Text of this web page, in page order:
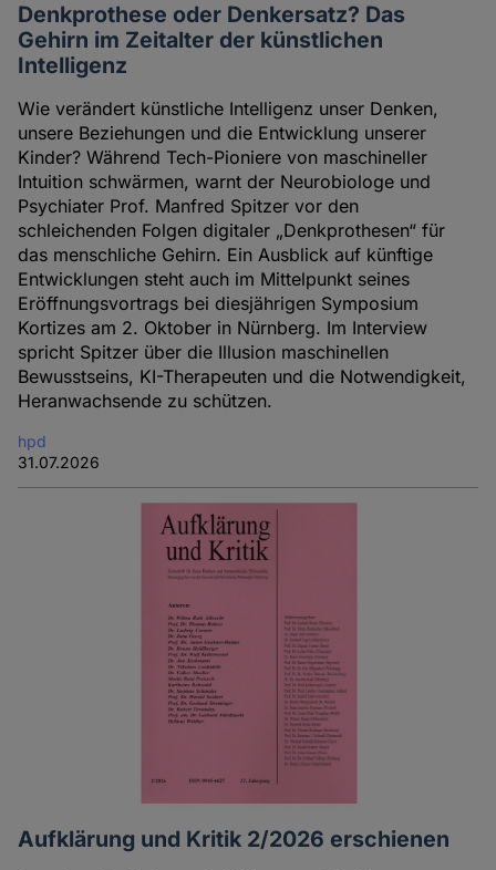
Denkprothese oder Denkersatz? Das
Gehirn im Zeitalter der künstlichen
Intelligenz
Wie verändert künstliche Intelligenz unser Denken,
unsere Beziehungen und die Entwicklung unserer
Kinder? Während Tech-Pioniere von maschineller
Intuition schwärmen, warnt der Neurobiologe und
Psychiater Prof. Manfred Spitzer vor den
schleichenden Folgen digitaler „Denkprothesen“ für
das menschliche Gehirn. Ein Ausblick auf künftige
Entwicklungen steht auch im Mittelpunkt seines
Eröffnungsvortrags bei diesjährigen Symposium
Kortizes am 2. Oktober in Nürnberg. Im Interview
spricht Spitzer über die Illusion maschinellen
Bewusstseins, KI-Therapeuten und die Notwendigkeit,
Heranwachsende zu schützen.
hpd
31.07.2026
Aufklärung und Kritik 2/2026 erschienen